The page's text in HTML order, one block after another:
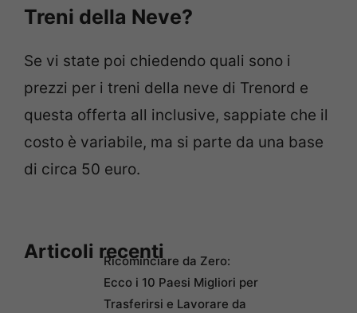
Treni della Neve?
Se vi state poi chiedendo quali sono i
prezzi per i treni della neve di Trenord e
questa offerta all inclusive, sappiate che il
costo è variabile, ma si parte da una base
di circa 50 euro.
Articoli recentiRicominciare da Zero:
Ecco i 10 Paesi Migliori per
Trasferirsi e Lavorare da